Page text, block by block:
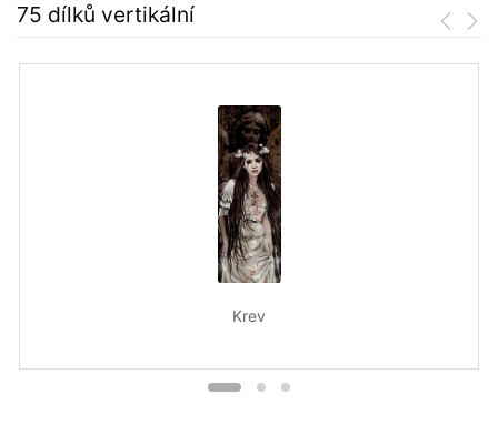
75 dílků vertikální
Krev